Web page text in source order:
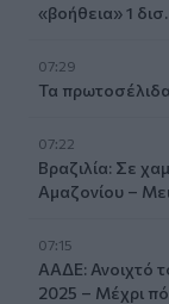
«βοήθεια» 1
07:29
Τα
07:22
Βραζιλία: Σε
Αμαζονίου –
07:15
ΑΑΔΕ: Ανοιχτό
2025 – Μέχρι